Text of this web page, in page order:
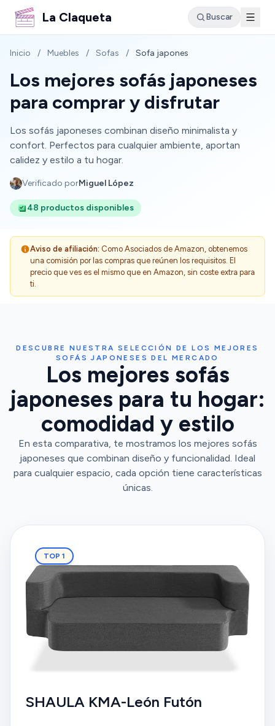
La Claqueta Buscar
Inicio / Muebles / Sofas / Sofa japones
Los mejores sofás japoneses
para comprar y disfrutar
Los sofás japoneses combinan diseño minimalista y
confort. Perfectos para cualquier ambiente, aportan
calidez y estilo a tu hogar.
Verificado porMiguel López
48 productos disponibles
Aviso de afiliación: Como Asociados de Amazon, obtenemos
una comisión por las compras que reúnen los requisitos. El
precio que ves es el mismo que en Amazon, sin coste extra para
ti.
DESCUBRE NUESTRA SELECCIÓN DE LOS MEJORES
SOFÁS JAPONESES DEL MERCADO
Los mejores sofás
japoneses para tu hogar:
comodidad y estilo
En esta comparativa, te mostramos los mejores sofás
japoneses que combinan diseño y funcionalidad. Ideal
para cualquier espacio, cada opción tiene características
únicas.
TOP 1
SHAULA KMA-León Futón